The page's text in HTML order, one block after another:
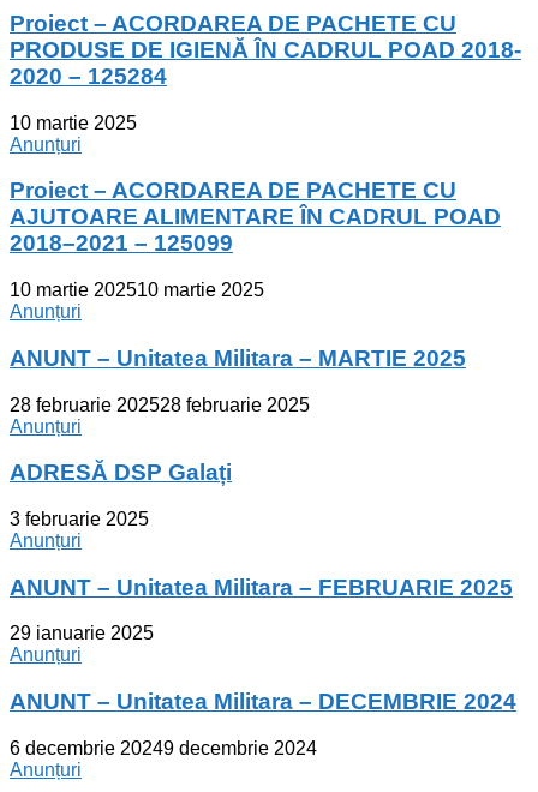
Proiect – ACORDAREA DE PACHETE CU
PRODUSE DE IGIENĂ ÎN CADRUL POAD 2018-
2020 – 125284
10 martie 2025
Anunțuri
Proiect – ACORDAREA DE PACHETE CU
AJUTOARE ALIMENTARE ÎN CADRUL POAD
2018–2021 – 125099
10 martie 202510 martie 2025
Anunțuri
ANUNT – Unitatea Militara – MARTIE 2025
28 februarie 202528 februarie 2025
Anunțuri
ADRESĂ DSP Galați
3 februarie 2025
Anunțuri
ANUNT – Unitatea Militara – FEBRUARIE 2025
29 ianuarie 2025
Anunțuri
ANUNT – Unitatea Militara – DECEMBRIE 2024
6 decembrie 20249 decembrie 2024
Anunțuri